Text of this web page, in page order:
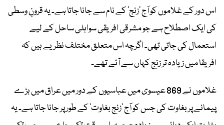
اس دور کے غلاموں کو آج ’زنج‘ کے نام سے جانا جاتا ہے۔ یہ قرونِ وسطی
کی ایک اصطلاح ہے جو مشرقی افریقی سواہلی ساحل کے لیے
استعمال کی جاتی تھی۔ اگرچہ اس متعلق مختلف نظریے ہیں کہ
افریقا میں زیادہ تر زنج کہاں سے آئے تھے۔
غلاموں نے 869 عیسوی میں عباسیوں کے دور میں عراق میں بڑے
پیمانے پر بغاوت کی جس کو آج ’زنج بغاوت‘ کے طور پر جانا جاتا ہے۔ یہ